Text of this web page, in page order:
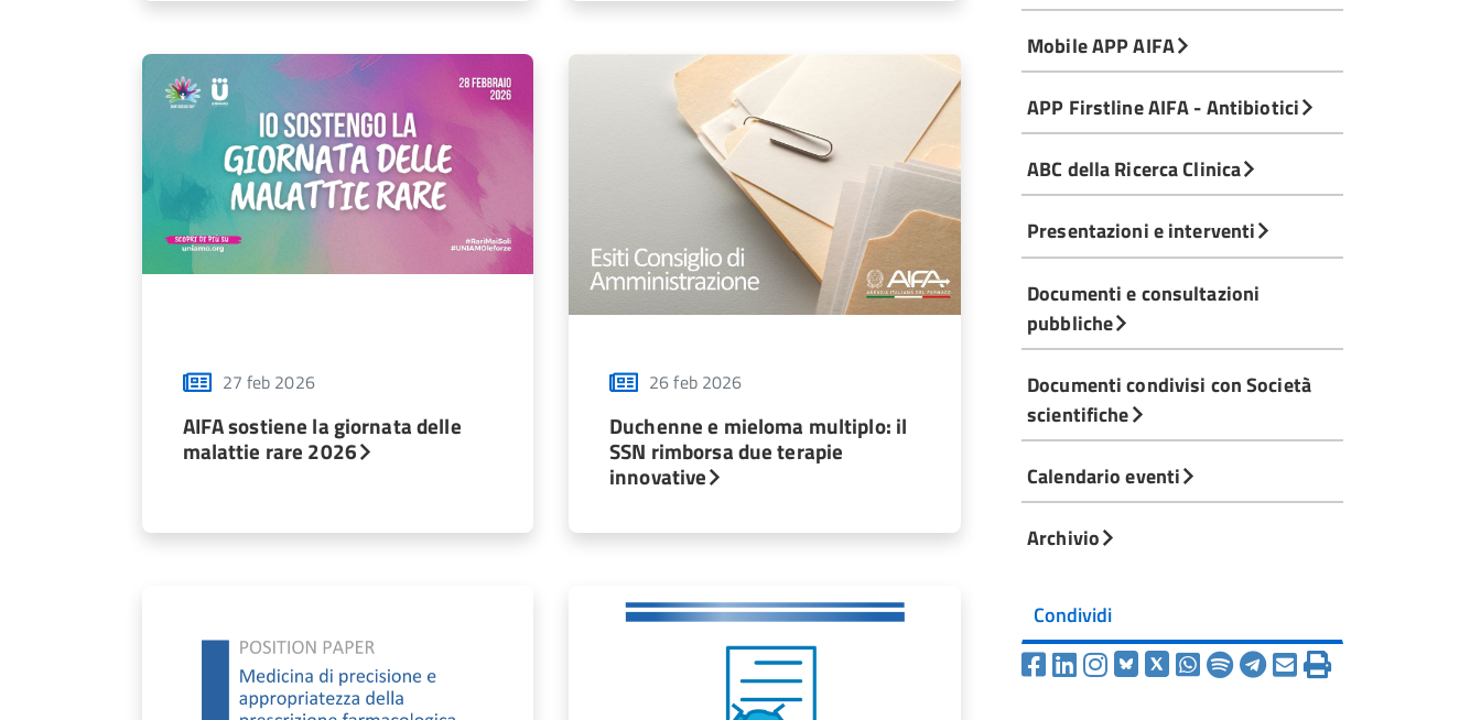
27 feb 2026
AIFA sostiene la giornata delle
malattie rare 2026
26 feb 2026
Duchenne e mieloma multiplo: il
SSN rimborsa due terapie
innovative
Mobile APP AIFA
APP Firstline AIFA - Antibiotici
ABC della Ricerca Clinica
Presentazioni e interventi
Documenti e consultazioni
pubbliche
Documenti condivisi con Società
scientifiche
Calendario eventi
Archivio
Condividi